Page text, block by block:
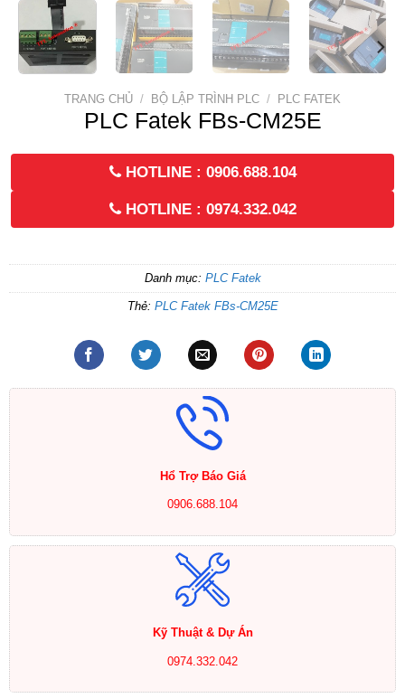
TRANG CHỦ / BỘ LẬP TRÌNH PLC / PLC FATEK
PLC Fatek FBs-CM25E
HOTLINE : 0906.688.104
HOTLINE : 0974.332.042
Danh mục: PLC Fatek
Thẻ: PLC Fatek FBs-CM25E
Hổ Trợ Báo Giá
0906.688.104
Kỹ Thuật & Dự Án
0974.332.042